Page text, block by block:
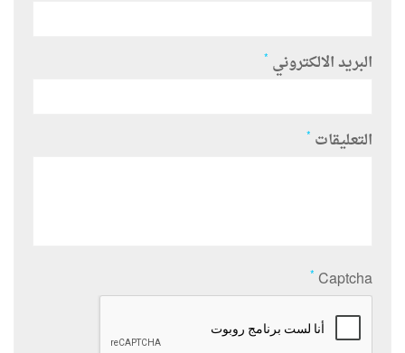
البريد الالكتروني *
التعليقات *
Captcha
*